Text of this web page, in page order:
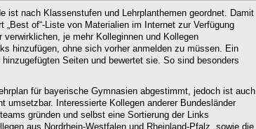
ist nach Klassenstufen und Lehrplanthemen geordnet. Damit
of“-Liste von Materialien im Internet zur Verfügung
je mehr Kolleginnen und Kollegen
hinzufügen, ohne sich vorher anmelden zu müssen. Ein
Seiten und bewertet sie. So sind besonders
für bayerische Gymnasien abgestimmt, jedoch ist auch
umsetzbar. Interessierte Kollegen anderer Bundesländer
gründen und selbst eine Sortierung der Links
aus Nordrhein-Westfalen und Rheinland-Pfalz, sowie die